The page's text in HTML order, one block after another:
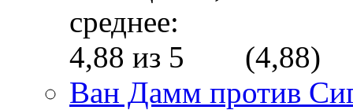
(4,88)
Ван Дамм против